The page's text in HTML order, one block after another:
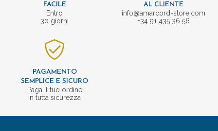
FACILE
Entro
30 giorni
AL CLIENTE
info@amarcord-store.com
+34 91 435 36 56
PAGAMENTO
SEMPLICE E SICURO
Paga il tuo ordine
in tutta sicurezza